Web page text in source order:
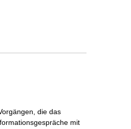
die das
mit